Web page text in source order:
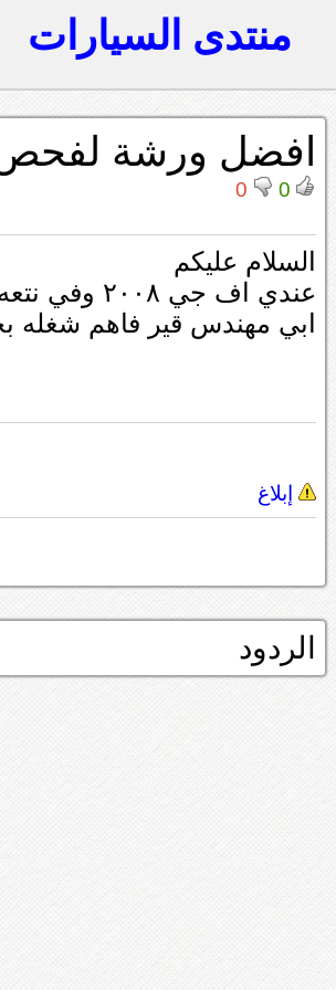
منتدى السيارات
افضل ورشة
0
0
السلام عليكم
عندي اف جي ٢٠٠٨ وفي نتعه ودقه لما اعشق على D
ابي مهندس قير فاهم شغله
إبلاغ
الردود